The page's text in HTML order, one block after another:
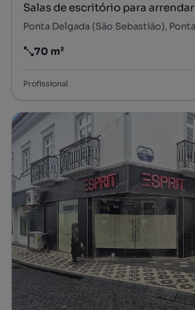
Salas de escritório para arrendar
Preço por metro quadrado
70 m²
Profissional